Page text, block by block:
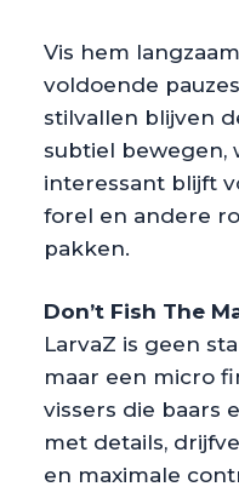
Vis hem
voldoende
stilvallen blijven
subtiel bewegen,
interessant blijft
forel en andere
pakken.
Don’t Fish The
LarvaZ is geen
maar een micro
vissers die baars
met details,
en maximale